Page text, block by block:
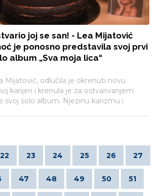
joj se san! - Lea Mijatović
je ponosno predstavila svoj prvi
album „Sva moja lica“
Mijatović, odlučila je okrenuti novu
karijeri i krenula je za ostvarivanjem
svoj solo album. Njezinu karizmu i
22 23 24 25 26 27
47 48 49 50 51